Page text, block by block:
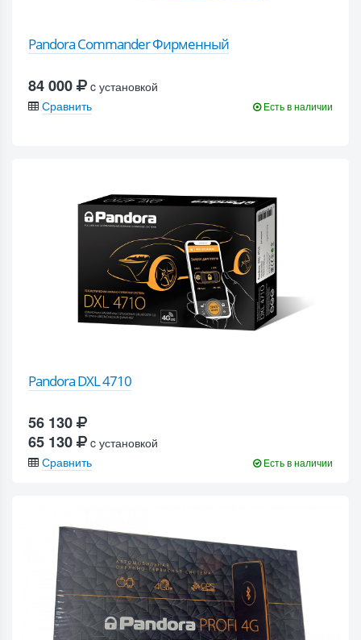
Pandora Commander Фирменный
84 000
c установкой
Сравнить
Есть в наличии
Pandora DXL 4710
56 130
65 130
c установкой
Сравнить
Есть в наличии